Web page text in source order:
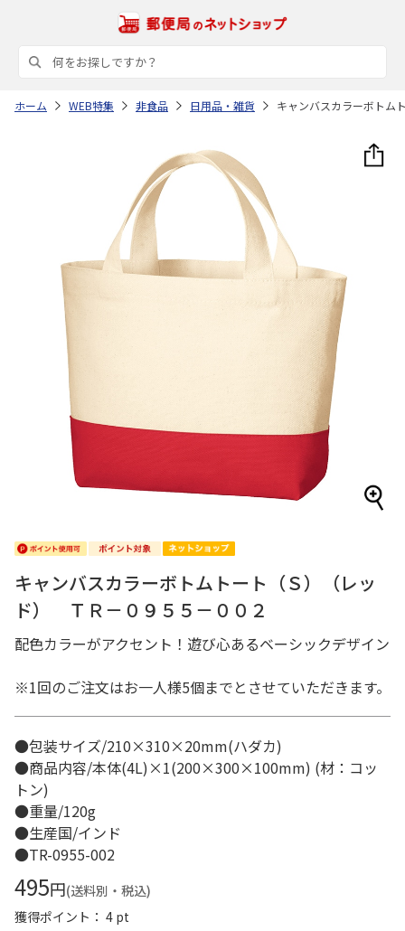
ホーム WEB特集 非食品 日用品・雑貨 キャンバスカラーボトム
キャンバスカラーボトムトート（Ｓ）（レッ
ド） ＴＲ－０９５５－００２
配色カラーがアクセント！遊び心あるベーシックデザイン
※1回のご注文はお一人様5個までとさせていただきます。
●包装サイズ/210×310×20mm(ハダカ)
●商品内容/本体(4L)×1(200×300×100mm) (材：コッ
トン)
●重量/120g
●生産国/インド
●TR-0955-002
495円(送料別・税込)
獲得ポイント： 4 pt